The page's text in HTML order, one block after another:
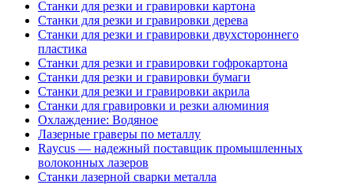
Станки для резки и гравировки картона
Станки для резки и гравировки дерева
Станки для резки и гравировки двухстороннего
пластика
Станки для резки и гравировки гофрокартона
Станки для резки и гравировки бумаги
Станки для резки и гравировки акрила
Станки для гравировки и резки алюминия
Охлаждение: Водяное
Лазерные граверы по металлу
Raycus — надежный поставщик промышленных
волоконных лазеров
Cтанки лазерной сварки металла